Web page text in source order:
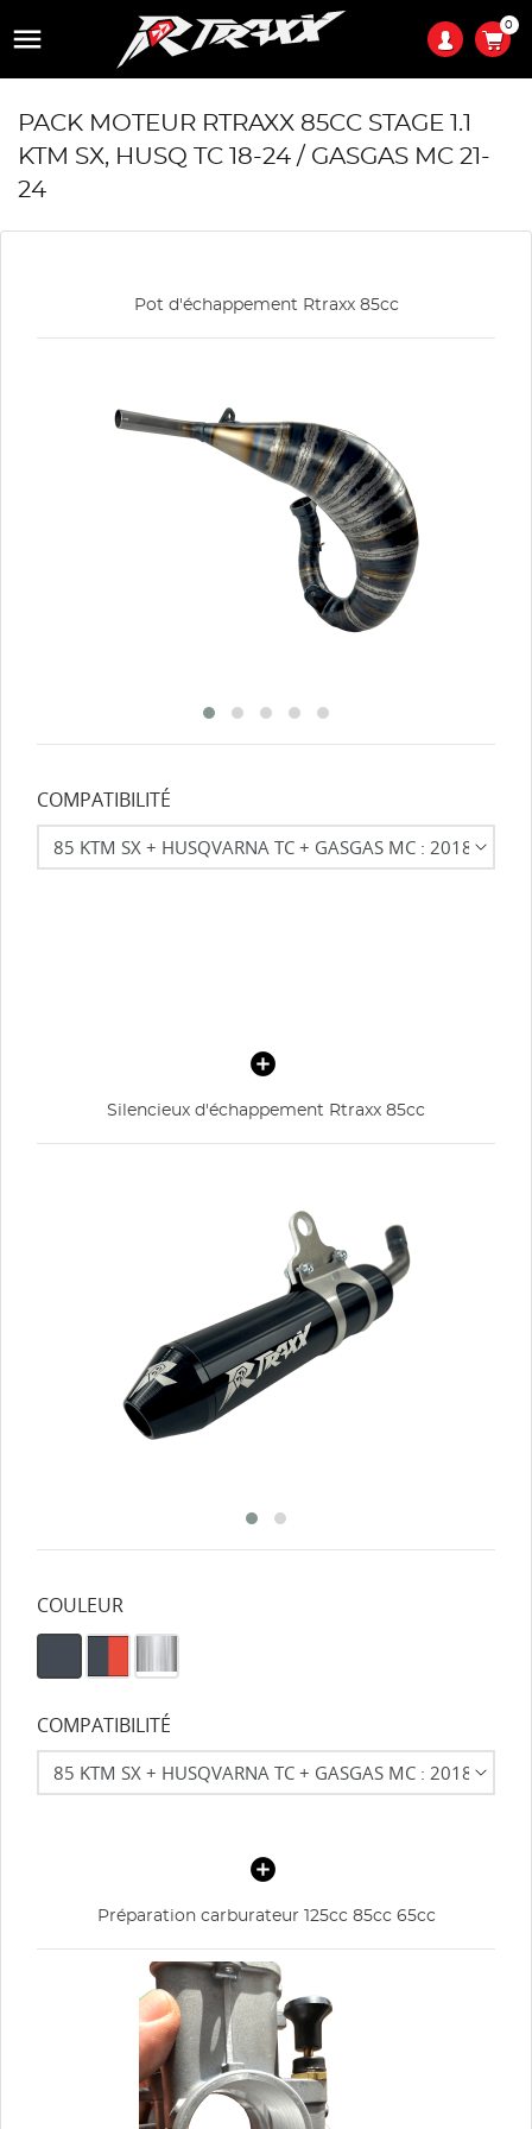
 0
PACK MOTEUR RTRAXX 85CC STAGE 1.1
KTM SX, HUSQ TC 18-24 / GASGAS MC 21-
24
Pot d'échappement Rtraxx 85cc
COMPATIBILITÉ
Silencieux d'échappement Rtraxx 85cc
COULEUR
COMPATIBILITÉ
Préparation carburateur 125cc 85cc 65cc